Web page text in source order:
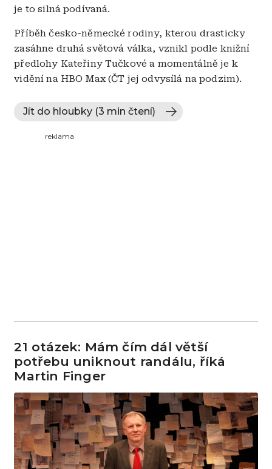
je to silná podívaná.
Příběh česko-německé rodiny, kterou drasticky
zasáhne druhá světová válka, vznikl podle knižní
předlohy Kateřiny Tučkové a momentálně je k
vidění na HBO Max (ČT jej odvysílá na podzim).
Jít do hloubky (3 min čtení)
reklama
21 otázek: Mám čím dál větší
potřebu uniknout randálu, říká
Martin Finger